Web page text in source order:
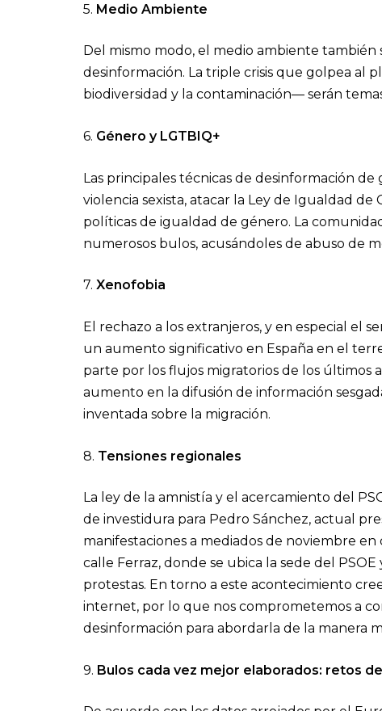
5. Medio Ambiente
Del mismo modo, el medio ambiente
desinformación. La triple crisis que golpea al
biodiversidad y la contaminación— serán
6. Género y LGTBIQ+
Las principales técnicas de desinformación
violencia sexista, atacar la Ley de Igualdad
políticas de igualdad de género. La
numerosos bulos, acusándoles de abuso de
7. Xenofobia
El rechazo a los extranjeros, y en especial el
un aumento significativo en España en el
parte por los flujos migratorios de los últimos
aumento en la difusión de información
inventada sobre la migración.
8. Tensiones regionales
La ley de la amnistía y el acercamiento del
de investidura para Pedro Sánchez, actual
manifestaciones a mediados de noviembre
calle Ferraz, donde se ubica la sede del
protestas. En torno a este acontecimiento
internet, por lo que nos comprometemos a
desinformación para abordarla de la manera
9. Bulos cada vez mejor elaborados: retos